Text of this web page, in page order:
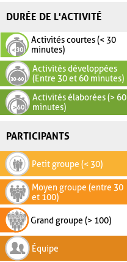
DURÉE DE L'ACTIVITÉ
Activités courtes (< 30
minutes)
Activités développées
(Entre 30 et 60 minutes)
Activités élaborées (> 60
minutes)
PARTICIPANTS
Petit groupe (< 30)
Moyen groupe (entre 30
et 100)
Grand groupe (> 100)
Équipe